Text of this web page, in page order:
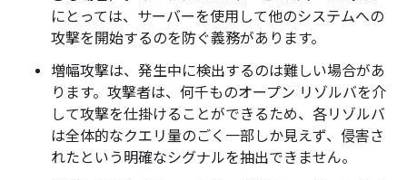
にとっては、サーバーを使用して他のシステムへの
攻撃を開始するのを防ぐ義務があります。
増幅攻撃は、発生中に検出するのは難しい場合があ
ります。攻撃者は、何千ものオープン リゾルバを介
して攻撃を仕掛けることができるため、各リゾルバ
は全体的なクエリ量のごく一部しか見えず、侵害さ
れたという明確なシグナルを抽出できません。